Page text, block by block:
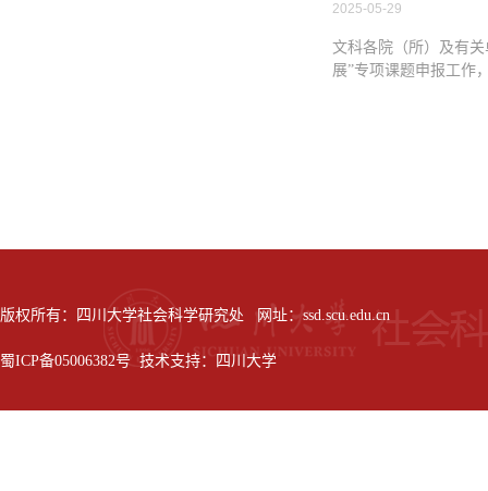
2025-05-29
文科各院（所）及有
展”专项课题申报工作
版权所有：四川大学社会科学研究处 网址：ssd.scu.edu.cn
蜀ICP备05006382号 技术支持：四川大学